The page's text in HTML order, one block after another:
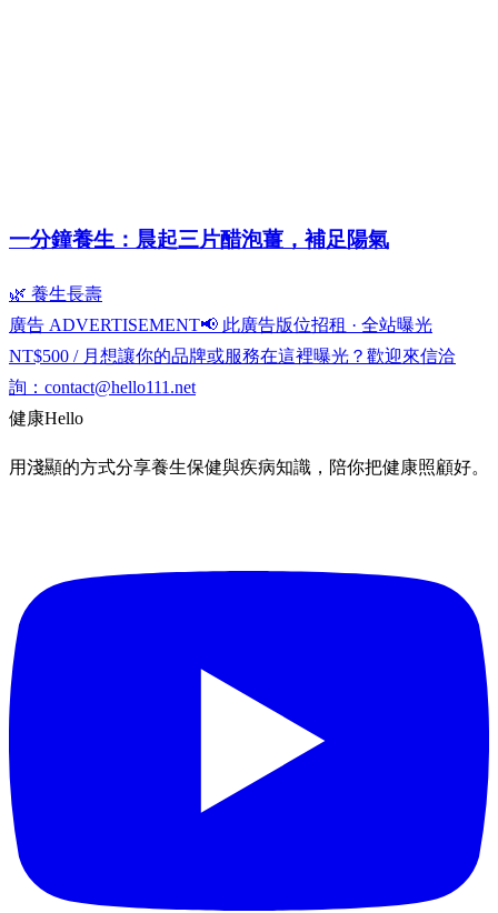
一分鐘養生：晨起三片醋泡薑，補足陽氣
🌿 養生長壽
廣告 ADVERTISEMENT📢 此廣告版位招租 · 全站曝光
NT$500 / 月 想讓你的品牌或服務在這裡曝光？歡迎來信洽
詢： contact@hello111.net
健康Hello
用淺顯的方式分享養生保健與疾病知識，陪你把健康照顧好。